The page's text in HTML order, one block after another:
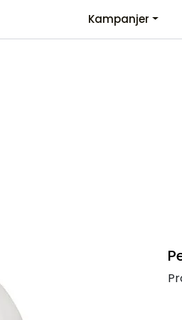
KontaktinformasjonKampanjer